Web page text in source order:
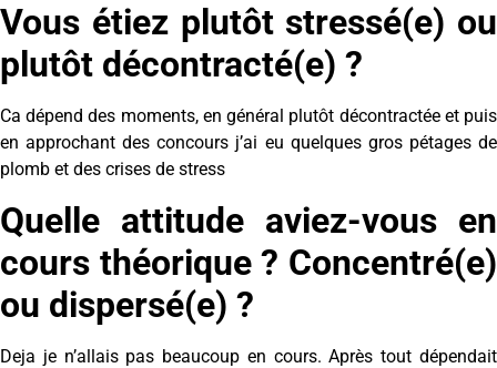
Vous étiez plutôt stressé(e) ou
plutôt décontracté(e) ?
Ca dépend des moments, en général plutôt décontractée et puis
en approchant des concours j’ai eu quelques gros pétages de
plomb et des crises de stress
Quelle attitude aviez-vous en
cours théorique ? Concentré(e)
ou dispersé(e) ?
Deja je n’allais pas beaucoup en cours. Après tout dépendait